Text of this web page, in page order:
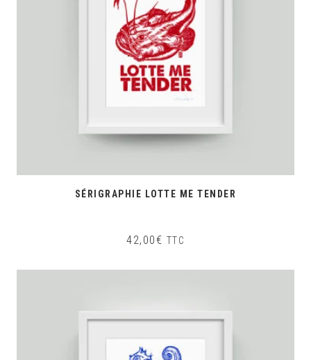
SÉRIGRAPHIE LOTTE ME TENDER
42,00€ TTC